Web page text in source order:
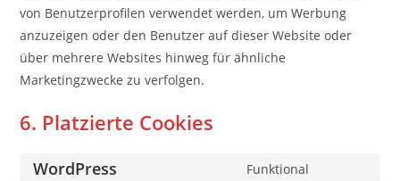
von Benutzerprofilen verwendet werden, um Werbung
anzuzeigen oder den Benutzer auf dieser Website oder
über mehrere Websites hinweg für ähnliche
Marketingzwecke zu verfolgen.
6. Platzierte Cookies
WordPress Funktional